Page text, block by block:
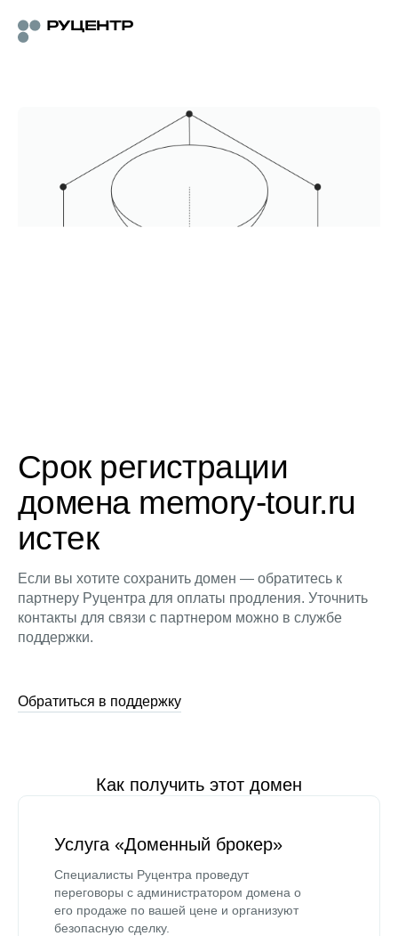
Срок регистрации
домена memory-tour.ru
истек
Если вы хотите сохранить домен — обратитесь к
партнеру Руцентра для оплаты продления. Уточнить
контакты для связи с партнером можно в службе
поддержки.
Обратиться в поддержку
Как получить этот домен
Услуга «Доменный брокер»
Специалисты Руцентра проведут
переговоры с администратором домена о
его продаже по вашей цене и организуют
безопасную сделку.